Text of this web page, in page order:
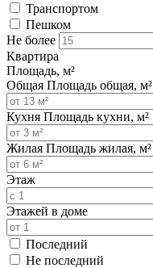
Транспортом
Пешком
Не более
Квартира
Площадь, м²
Общая Площадь общая, м²
Кухня Площадь кухни, м²
Жилая Площадь жилая, м²
Этаж
Этажей в доме
Последний
Не последний